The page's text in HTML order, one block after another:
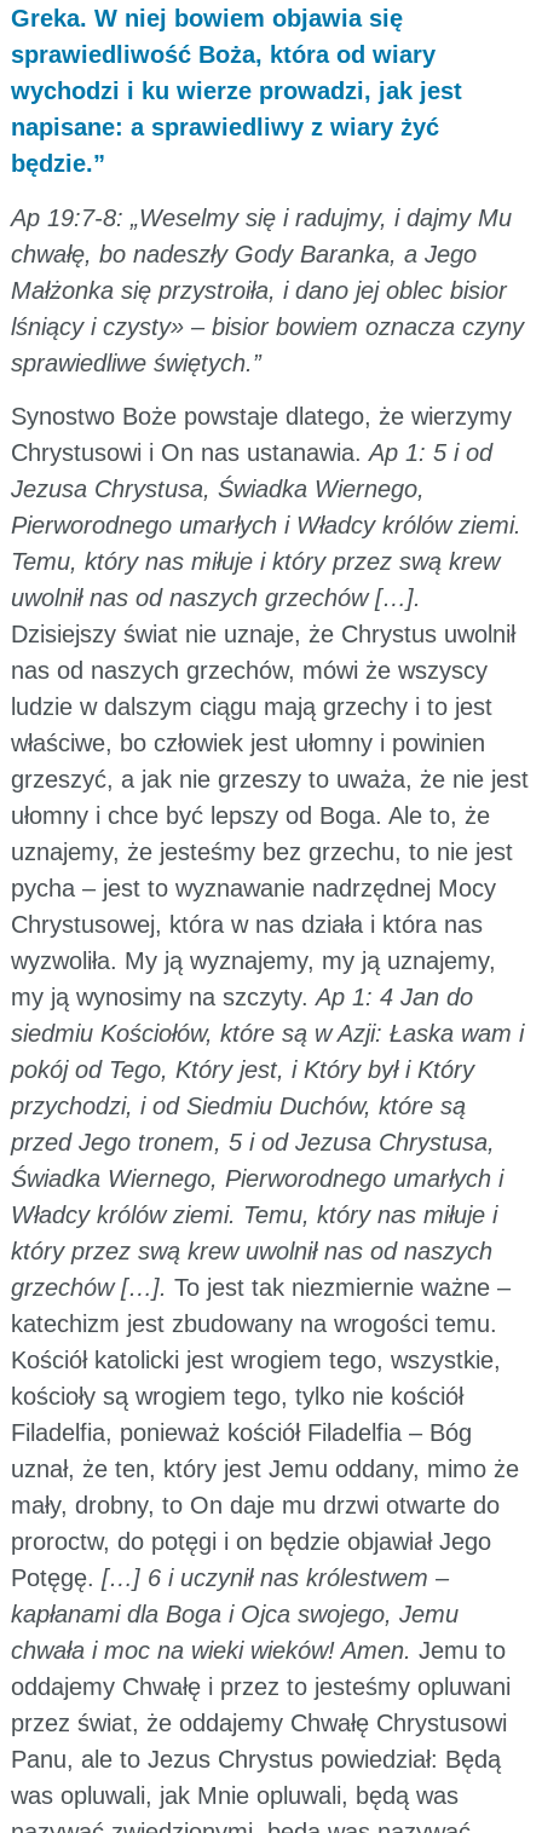
Greka. W niej bowiem objawia się
sprawiedliwość Boża, która od wiary
wychodzi i ku wierze prowadzi, jak jest
napisane: a sprawiedliwy z wiary żyć
będzie.”
Ap 19:7-8: „Weselmy się i radujmy, i dajmy Mu
chwałę, bo nadeszły Gody Baranka, a Jego
Małżonka się przystroiła, i dano jej oblec bisior
lśniący i czysty» – bisior bowiem oznacza czyny
sprawiedliwe świętych.”
Synostwo Boże powstaje dlatego, że wierzymy
Chrystusowi i On nas ustanawia.Ap 1: 5 i od
Jezusa Chrystusa, Świadka Wiernego,
Pierworodnego umarłych i Władcy królów ziemi.
Temu, który nas miłuje i który przez swą krew
uwolnił nas od naszych grzechów […].
Dzisiejszy świat nie uznaje, że Chrystus uwolnił
nas od naszych grzechów, mówi że wszyscy
ludzie w dalszym ciągu mają grzechy i to jest
właściwe, bo człowiek jest ułomny i powinien
grzeszyć, a jak nie grzeszy to uważa, że nie jest
ułomny i chce być lepszy od Boga. Ale to, że
uznajemy, że jesteśmy bez grzechu, to nie jest
pycha – jest to wyznawanie nadrzędnej Mocy
Chrystusowej, która w nas działa i która nas
wyzwoliła. My ją wyznajemy, my ją uznajemy,
my ją wynosimy na szczyty.Ap 1: 4 Jan do
siedmiu Kościołów, które są w Azji: Łaska wam i
pokój od Tego, Który jest, i Który był i Który
przychodzi, i od Siedmiu Duchów, które są
przed Jego tronem, 5 i od Jezusa Chrystusa,
Świadka Wiernego, Pierworodnego umarłych i
Władcy królów ziemi. Temu, który nas miłuje i
który przez swą krew uwolnił nas od naszych
grzechów […]. To jest tak niezmiernie ważne –
katechizm jest zbudowany na wrogości temu.
Kościół katolicki jest wrogiem tego, wszystkie,
kościoły są wrogiem tego, tylko nie kościół
Filadelfia, ponieważ kościół Filadelfia – Bóg
uznał, że ten, który jest Jemu oddany, mimo że
mały, drobny, to On daje mu drzwi otwarte do
proroctw, do potęgi i on będzie objawiał Jego
Potęgę. […] 6 i uczynił nas królestwem –
kapłanami dla Boga i Ojca swojego, Jemu
chwała i moc na wieki wieków! Amen. Jemu to
oddajemy Chwałę i przez to jesteśmy opluwani
przez świat, że oddajemy Chwałę Chrystusowi
Panu, ale to Jezus Chrystus powiedział: Będą
was opluwali, jak Mnie opluwali, będą was